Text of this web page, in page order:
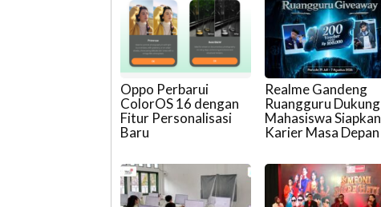
Oppo Perbarui
ColorOS 16 dengan
Fitur Personalisasi
Baru
Realme Gandeng
Ruangguru Dukung
Mahasiswa Siapkan
Karier Masa Depan